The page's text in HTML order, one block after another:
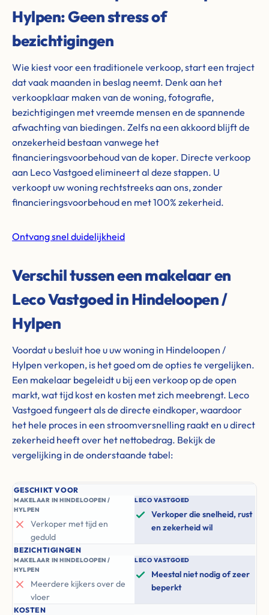
Hylpen: Geen stress of
bezichtigingen
Wie kiest voor een traditionele verkoop, start een traject
dat vaak maanden in beslag neemt. Denk aan het
verkoopklaar maken van de woning, fotografie,
bezichtigingen met vreemde mensen en de spannende
afwachting van biedingen. Zelfs na een akkoord blijft de
onzekerheid bestaan vanwege het
financieringsvoorbehoud van de koper. Directe verkoop
aan Leco Vastgoed elimineert al deze stappen. U
verkoopt uw woning rechtstreeks aan ons, zonder
financieringsvoorbehoud en met 100% zekerheid.
Ontvang snel duidelijkheid
Verschil tussen een makelaar en
Leco Vastgoed in Hindeloopen /
Hylpen
Voordat u besluit hoe u uw woning in Hindeloopen /
Hylpen verkopen, is het goed om de opties te vergelijken.
Een makelaar begeleidt u bij een verkoop op de open
markt, wat tijd kost en kosten met zich meebrengt. Leco
Vastgoed fungeert als de directe eindkoper, waardoor
het hele proces in een stroomversnelling raakt en u direct
zekerheid heeft over het nettobedrag. Bekijk de
vergelijking in de onderstaande tabel:
GESCHIKT VOOR
MAKELAAR IN HINDELOOPEN /
HYLPEN
Verkoper met tijd en
geduld
LECO VASTGOED
Verkoper die snelheid, rust
en zekerheid wil
BEZICHTIGINGEN
MAKELAAR IN HINDELOOPEN /
HYLPEN
Meerdere kijkers over de
vloer
LECO VASTGOED
Meestal niet nodig of zeer
beperkt
KOSTEN